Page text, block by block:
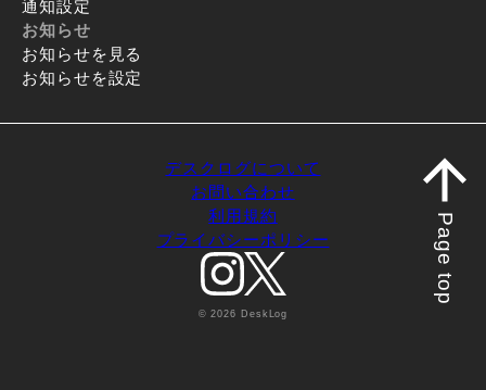
通知設定
お知らせ
お知らせを見る
お知らせを設定
デスクログについて
お問い合わせ
利用規約
プライバシーポリシー
© 2026 DeskLog
Page top